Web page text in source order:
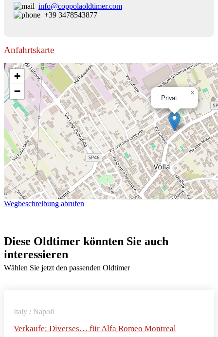
info@coppolaoldtimer.com
+39 3478543877
Anfahrtskarte
Privat
×
+
−
Wegbeschreibung abrufen
Diese Oldtimer könnten Sie auch
interessieren
Wählen Sie jetzt den passenden Oldtimer
Italy / Napoli
Verkaufe: Diverses… für Alfa Romeo Montreal